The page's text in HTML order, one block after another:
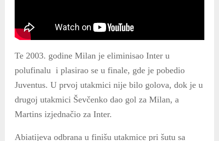
Te 2003. godine Milan je eliminisao Inter u
polufinalu i plasirao se u finale, gde je pobedio
Juventus. U prvoj utakmici nije bilo golova, dok je u
drugoj utakmici Ševčenko dao gol za Milan, a
Martins izjednačio za Inter.
Abiatijeva odbrana u finišu utakmice pri šutu sa